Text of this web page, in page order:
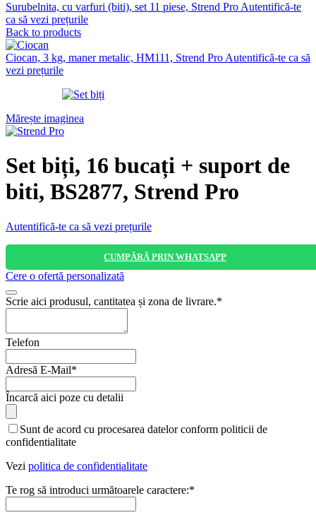
Surubelnita, cu varfuri (biti), set 11 piese, Strend Pro Autentifică-te
ca să vezi prețurile
Back to products
Ciocan, 3 kg, maner metalic, HM111, Strend Pro Autentifică-te ca să
vezi prețurile
Mărește imaginea
Set biți, 16 bucați + suport de
biti, BS2877, Strend Pro
Autentifică-te ca să vezi prețurile
CUMPĂRĂ PRIN WHATSAPP
Cere o ofertă personalizată
Scrie aici produsul, cantitatea și zona de livrare.*
Telefon
Adresă E-Mail*
Email
Address
Încarcă aici poze cu detalii
Sunt de acord cu procesarea datelor conform politicii de
confidentialitate
Vezi politica de confidentialitate
Te rog să introduci următoarele caractere:*